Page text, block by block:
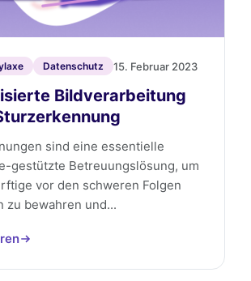
Datenschutz 15. Februar 2023
Bildverarbeitung
sind eine essentielle
gestützte Betreuungslösung, um
vor den schweren Folgen
zu bewahren und...